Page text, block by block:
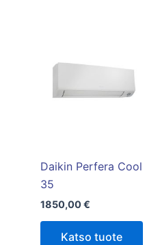
Daikin Perfera Cool
35
1850,00€
Katso tuote